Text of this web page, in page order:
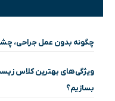
چگونه بدون عمل جراحی،
ویژگی‌های بهترین کلاس
بسازیم؟